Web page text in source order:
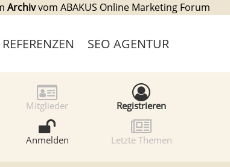
Archivvom ABAKUS Online Marketing Forum
REFERENZEN SEO AGENTUR
Mitglieder
Anmelden
Registrieren
Letzte Themen